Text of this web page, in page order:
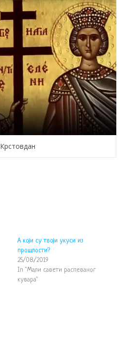
Крстовдан
А који су твоји укуси из
прошлости?
25/08/2019
In "Мали савети распеваног
кувара"